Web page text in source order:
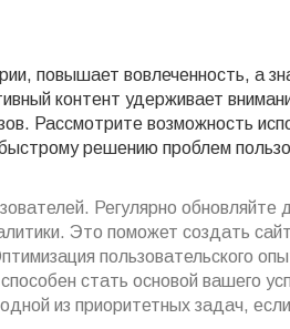
повышает вовлеченность, а
контент удерживает
Рассмотрите возможность
решению проблем
Регулярно обновляйте
Это поможет создать
пользовательского
стать основой вашего
из приоритетных задач,